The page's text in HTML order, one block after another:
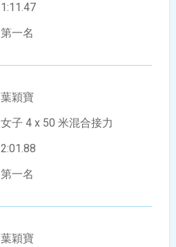
1:11.47
第一名
葉穎寶
女子 4 x 50 米混合接力
2:01.88
第一名
葉穎寶